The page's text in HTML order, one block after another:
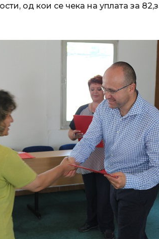
од кои се чека на уплата за